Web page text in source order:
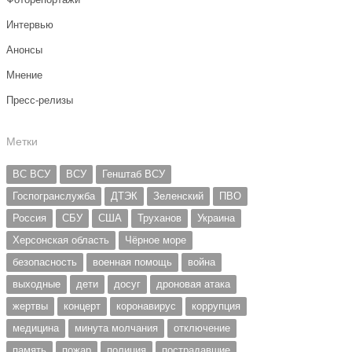
Интервью
Анонсы
Мнение
Пресс-релизы
Метки
ВС ВСУ ВСУ
Генштаб ВСУ
Госпогранслужба
ДТЭК Зеленский
ПВО
Россия
СБУ США Труханов
Украина
Херсонская область
Чёрное море
безопасность
военная помощь
война
выходные
дети досуг
дроновая атака
жертвы
концерт коронавирус
коррупция
медицина
минута молчания
отключение